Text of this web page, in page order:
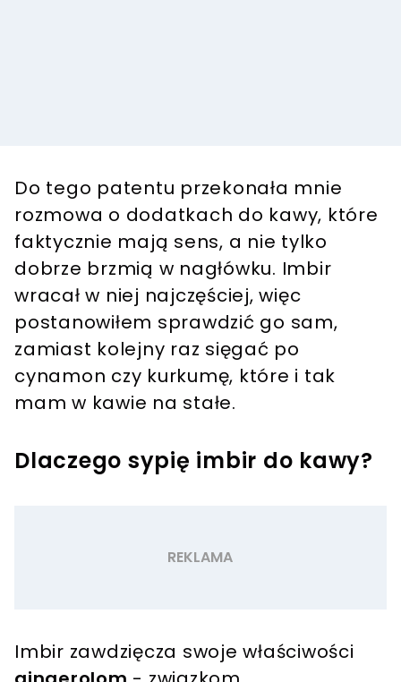
Do tego patentu przekonała mnie
rozmowa o dodatkach do kawy, które
faktycznie mają sens, a nie tylko
dobrze brzmią w nagłówku. Imbir
wracał w niej najczęściej, więc
postanowiłem sprawdzić go sam,
zamiast kolejny raz sięgać po
cynamon czy kurkumę, które i tak
mam w kawie na stałe.
Dlaczego sypię imbir do kawy?
Imbir zawdzięcza swoje właściwości